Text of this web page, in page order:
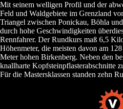
Mit seinem welligen Profil und der
Feld und Waldgebiete im Grenzland
Triangel zwischen Ponickau, Böhla
durch hohe Geschwindigkeiten
Rennfahrer. Der Rundkurs maß 6,5
Höhenmeter, die meisten davon am
Meter hohen Birkenberg. Neben den
knallharte Kopfsteinpflasterabschnitte
Für die Mastersklassen standen zehn